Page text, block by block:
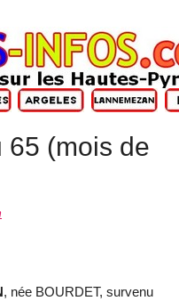
65 (mois de
, née BOURDET, survenu